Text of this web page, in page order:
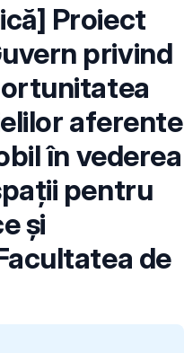
Proiect
privind
aferente
în vederea
pentru
și
de